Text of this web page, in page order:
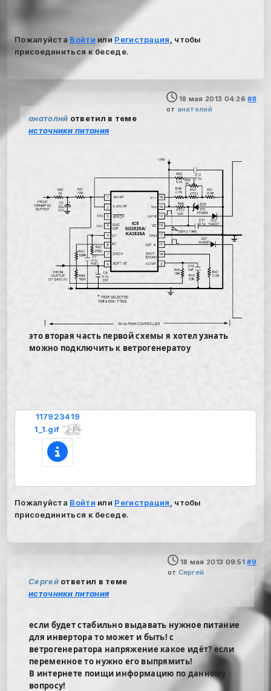
Пожалуйста Войти или Регистрация
, чтобы
присоединиться к беседе.
18 мая 2013 04:26 #8
от анатолий
анатолий ответил в теме
источники питания
это вторая часть первой схемы я хотел узнать
можно подключить к ветрогенератоу
117923419
1_1.gif
Пожалуйста Войти или Регистрация
, чтобы
присоединиться к беседе.
18 мая 2013 09:51 #9
от Cергей
Cергейответил в теме
источники питания
если будет стабильно выдавать нужное питание
для инвертора то может и быть! с
ветрогенератора напряжение какое идёт? если
переменное то нужно его выпрямить!
В интернете поищи информацию по данному
вопросу!